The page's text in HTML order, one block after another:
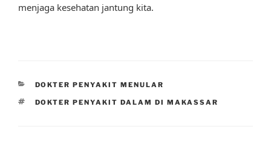
menjaga kesehatan jantung kita.
CATEGORIES
DOKTER PENYAKIT MENULAR
TAGS
DOKTER PENYAKIT DALAM DI MAKASSAR